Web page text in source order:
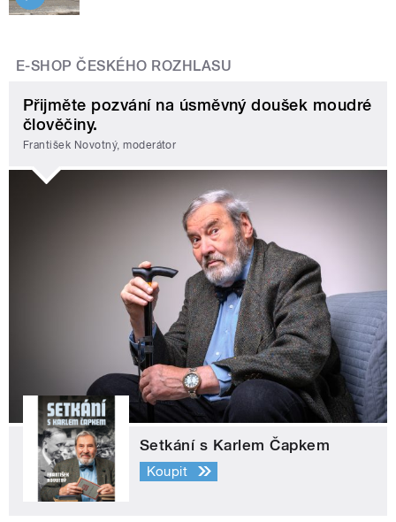
E-SHOP ČESKÉHO ROZHLASU
Přijměte pozvání na úsměvný doušek moudré
člověčiny.
František Novotný, moderátor
Setkání s Karlem Čapkem
Koupit